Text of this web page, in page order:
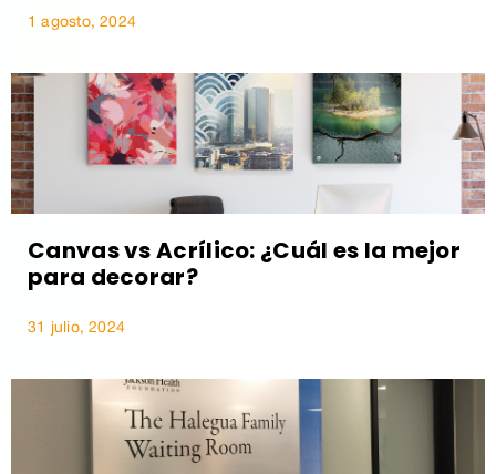
1 agosto, 2024
Canvas vs Acrílico: ¿Cuál es la mejor
para decorar?
31 julio, 2024